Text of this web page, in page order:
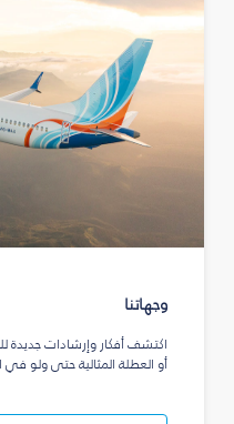
وجهاتنا
اكتشف أفكار وإرشادات جديدة
أو العطلة المثالية حتى ولو في